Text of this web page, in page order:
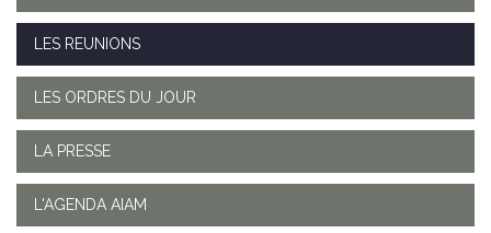
LES REUNIONS
LES ORDRES DU JOUR
LA PRESSE
L'AGENDA AIAM